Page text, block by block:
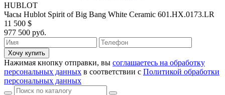
HUBLOT
Часы Hublot Spirit of Big Bang White Ceramic 601.HX.0173.LR
11 500 $
977 500 руб.
Хочу купить
Нажимая кнопку отправки, вы соглашаетесь на обработку
персональных данных в соответствии с Политикой обработки
персональных данных